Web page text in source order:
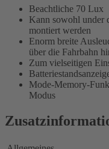
Beachtliche 70 Lux
Kann sowohl under
montiert werden
Enorm breite
über die Fahrbahn
Zum vielseitigen
Mode-Memory-
Modus